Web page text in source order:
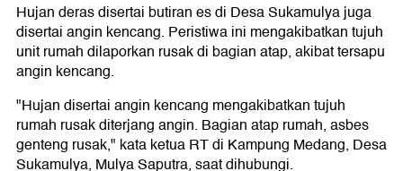
Hujan deras disertai butiran es di Desa Sukamulya juga
disertai angin kencang. Peristiwa ini mengakibatkan tujuh
unit rumah dilaporkan rusak di bagian atap, akibat tersapu
angin kencang.
"Hujan disertai angin kencang mengakibatkan tujuh
rumah rusak diterjang angin. Bagian atap rumah, asbes
genteng rusak," kata ketua RT di Kampung Medang, Desa
Sukamulya, Mulya Saputra, saat dihubungi.